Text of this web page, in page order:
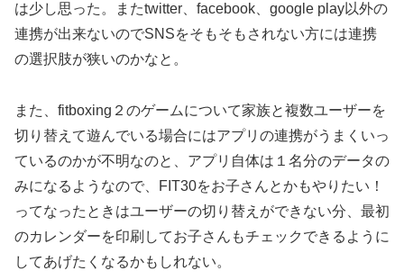
は少し思った。またtwitter、facebook、google play以外の
連携が出来ないのでSNSをそもそもされない方には連携
の選択肢が狭いのかなと。
また、fitboxing２のゲームについて家族と複数ユーザーを
切り替えて遊んでいる場合にはアプリの連携がうまくいっ
ているのかが不明なのと、アプリ自体は１名分のデータの
みになるようなので、FIT30をお子さんとかもやりたい！
ってなったときはユーザーの切り替えができない分、最初
のカレンダーを印刷してお子さんもチェックできるように
してあげたくなるかもしれない。